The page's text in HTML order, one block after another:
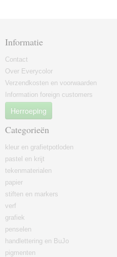
Informatie
Contact
Over Everycolor
Verzendkosten en voorwaarden
Information foreign customers
Herroeping
Categorieën
kleur en grafietpotloden
pastel en krijt
tekenmaterialen
papier
stiften en markers
verf
grafiek
penselen
handlettering en BuJo
pigmenten